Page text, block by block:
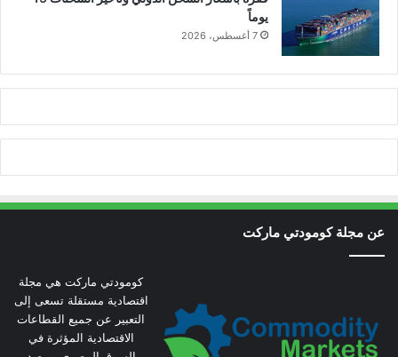
يوماً
7 أغسطس، 2026
عن مجلة كومودتي ماركت
كومودتي ماركت هي مجلة
اقتصادية مستقلة تسعى إلى
التعبير عن جميع القطاعات
الاقتصادية المؤثرة في